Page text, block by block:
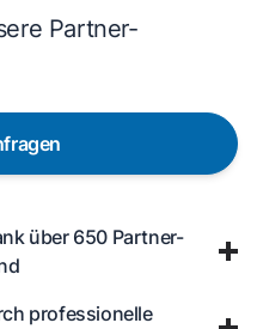
Partner-
über 650 Partner-
professionelle